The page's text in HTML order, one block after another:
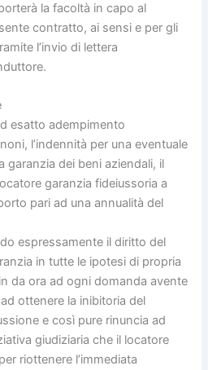
la facoltà in capo al
contratto, ai sensi e per gli
l’invio di lettera
esatto adempimento
l’indennità per una eventuale
garanzia dei beni aziendali, il
garanzia fideiussoria a
pari ad una annualità del
espressamente il diritto del
in tutte le ipotesi di propria
da ora ad ogni domanda avente
ottenere la inibitoria del
e così pure rinuncia ad
giudiziaria che il locatore
riottenere l’immediata